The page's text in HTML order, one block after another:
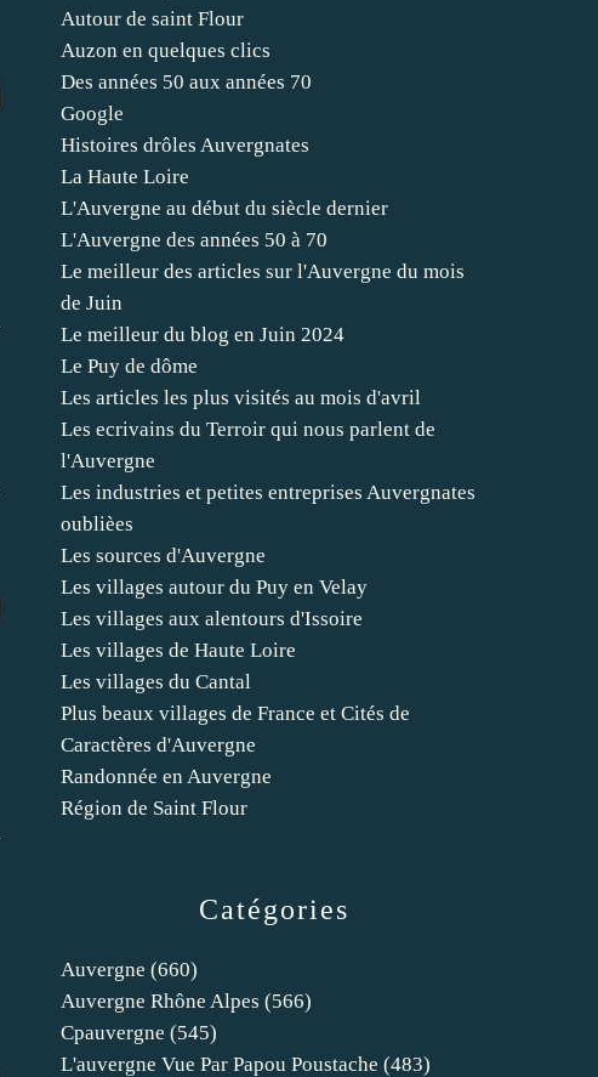
Catégories
Auvergne (660)
Auvergne Rhône Alpes (566)
Cpauvergne (545)
L'auvergne Vue Par Papou Poustache (483)
Autour de saint Flour
Auzon en quelques clics
Des années 50 aux années 70
Google
Histoires drôles Auvergnates
La Haute Loire
L'Auvergne au début du siècle dernier
L'Auvergne des années 50 à 70
Le meilleur des articles sur l'Auvergne du mois
de Juin
Le meilleur du blog en Juin 2024
Le Puy de dôme
Les articles les plus visités au mois d'avril
Les ecrivains du Terroir qui nous parlent de
l'Auvergne
Les industries et petites entreprises Auvergnates
oublièes
Les sources d'Auvergne
Les villages autour du Puy en Velay
Les villages aux alentours d'Issoire
Les villages de Haute Loire
Les villages du Cantal
Plus beaux villages de France et Cités de
Caractères d'Auvergne
Randonnée en Auvergne
Région de Saint Flour